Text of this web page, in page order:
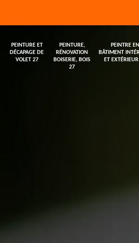
PEINTURE ET
DÉCAPAGE DE
VOLET 27
PEINTURE,
RÉNOVATION
BOISERIE, BOIS
27
PEINTRE EN
BÂTIMENT
ET